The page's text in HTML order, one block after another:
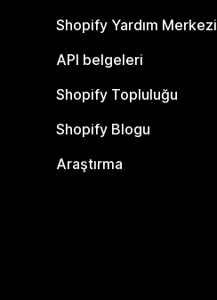
Shopify Yardım Merkezi
API belgeleri
Shopify Topluluğu
Shopify Blogu
Araştırma